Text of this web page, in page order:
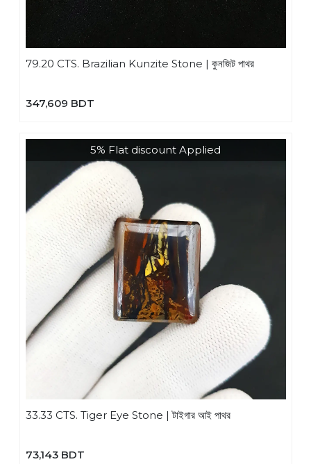
79.20 CTS. Brazilian Kunzite Stone | কুনজিট পাথর
347,609 BDT
5% Flat discount Applied
33.33 CTS. Tiger Eye Stone | টাইগার আই পাথর
73,143 BDT